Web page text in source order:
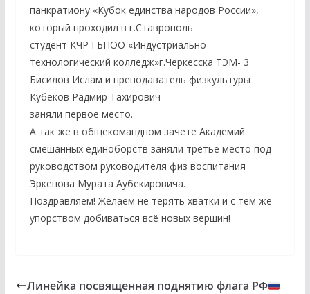
панкратиону «Кубок единства народов России»,
который проходил в г.Ставрополь
студент КЧР ГБПОО «Индустриально
технологический колледж»г.Черкесска ТЭМ- 3
Бисилов Ислам и преподаватель физкультуры
Кубеков Радмир Тахирович
заняли первое место.
А так же в общекомандном зачете Академий
смешанных единоборств заняли третье место под
руководством руководителя физ воспитания
Эркенова Мурата Аубекировича.
Поздравляем! Желаем не терять хватки и с тем же
упорством добиваться всё новых вершин!
Линейка посвященная поднятию флага РФ